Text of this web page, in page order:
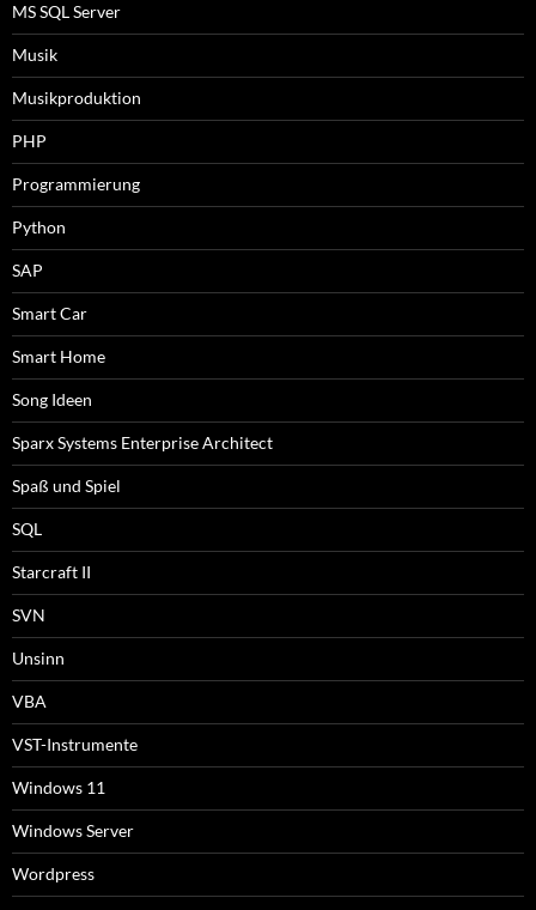
MS SQL Server
Musik
Musikproduktion
PHP
Programmierung
Python
SAP
Smart Car
Smart Home
Song Ideen
Sparx Systems Enterprise Architect
Spaß und Spiel
SQL
Starcraft II
SVN
Unsinn
VBA
VST-Instrumente
Windows 11
Windows Server
Wordpress